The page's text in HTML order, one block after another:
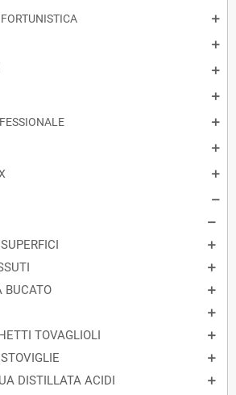
BUCATO
TOVAGLIOLI
DISTILLATA ACIDI